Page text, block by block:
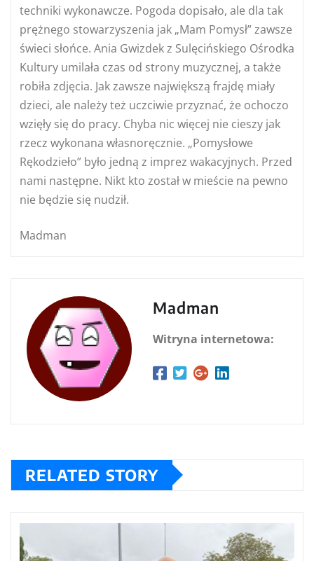
techniki wykonawcze. Pogoda dopisało, ale dla tak
prężnego stowarzyszenia jak „Mam Pomysł” zawsze
świeci słońce. Ania Gwizdek z Sulęcińskiego Ośrodka
Kultury umilała czas od strony muzycznej, a także
robiła zdjęcia. Jak zawsze największą frajdę miały
dzieci, ale należy też uczciwie przyznać, że ochoczo
wzięły się do pracy. Chyba nic więcej nie cieszy jak
rzecz wykonana własnoręcznie. „Pomysłowe
Rękodzieło” było jedną z imprez wakacyjnych. Przed
nami następne. Nikt kto został w mieście na pewno
nie będzie się nudził.
Madman
Madman
Witryna internetowa:
RELATED STORY